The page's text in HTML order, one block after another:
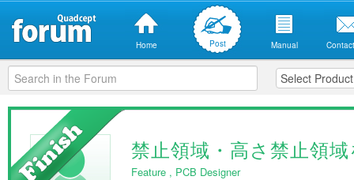
Home Post Manual
禁止領域・高さ禁止領
Feature , PCB Designer